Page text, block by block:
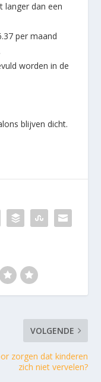
langer dan een
per maand
worden in de
blijven dicht.
VOLGENDE
zorgen dat kinderen
zich niet vervelen?